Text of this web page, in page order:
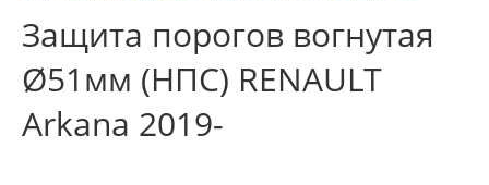
Защита порогов вогнутая
Ø51мм (НПС) RENAULT
Arkana 2019-